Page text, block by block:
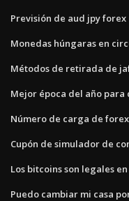
Previsión de aud jpy forex
Monedas húngaras en
Métodos de retirada de
Mejor época del año
Número de carga de
Cupón de simulador de
Los bitcoins son legales
Puedo cambiar mi casa